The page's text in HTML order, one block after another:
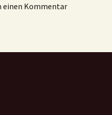
einen Kommentar